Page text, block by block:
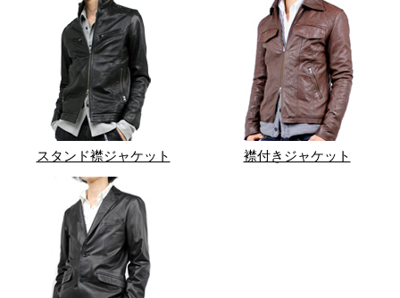
スタンド襟ジャケット 襟付きジャケット